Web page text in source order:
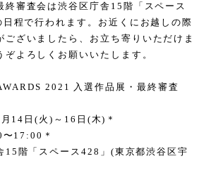
終審査会は渋谷区庁舎15階「スペース
程で行われます。お近くにお越しの際
ございましたら、お立ち寄りいただけま
よろしくお願いいたします。
2021 入選作品展・最終審査
14日(火)～16日(木)＊
17:00＊
階「スペース428」(東京都渋谷区宇